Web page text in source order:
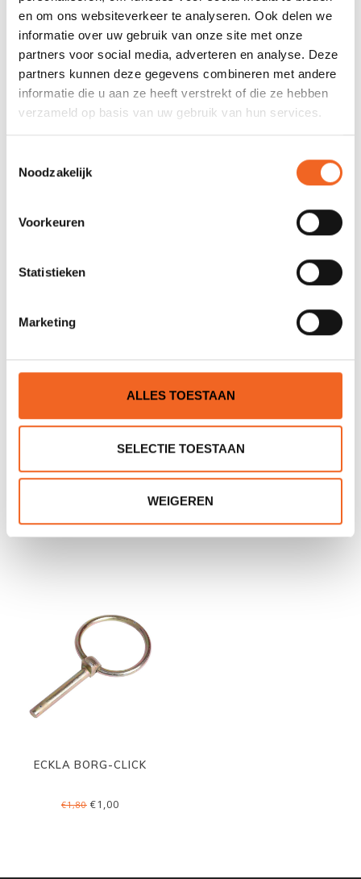
en om ons websiteverkeer te analyseren. Ook delen we
informatie over uw gebruik van onze site met onze
partners voor social media, adverteren en analyse. Deze
partners kunnen deze gegevens combineren met andere
informatie die u aan ze heeft verstrekt of die ze hebben
verzameld op basis van uw gebruik van hun services.
Noodzakelijk
Voorkeuren
Statistieken
Marketing
ALLES TOESTAAN
SELECTIE TOESTAAN
WEIGEREN
Draagvermogen:
REVIEWS
Nog niet gewaardeerd
0 sterren op basis van 0 beoordelingen
GERELATEERDE PRODUCTEN
€89,00
KANUWAGEN 260, P.U.
€119,00
ECKLA BORG-CLICK
€1,80 €1,00